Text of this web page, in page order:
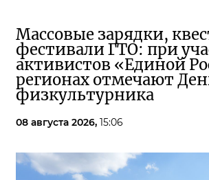
Массовые зарядки,
фестивали ГТО: при
активистов «Единой
регионах отмечают
физкультурника
08 августа 2026, 15:06